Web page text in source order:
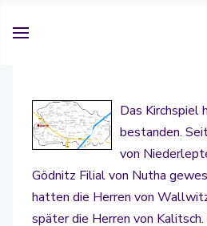
Das Kirchspiel
bestanden.
von
Gödnitz Filial von Nutha
hatten die Herren von
später die Herren von